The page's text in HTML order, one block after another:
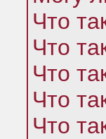
Что
Что
Что
Что
Что